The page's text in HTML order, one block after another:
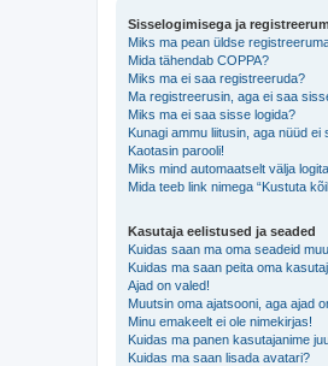
Sisselogimisega ja
Miks ma pean üldse
Mida tähendab COPPA?
Miks ma ei saa registreeruda?
Ma registreerusin, aga ei saa
Miks ma ei saa sisse logida?
Kunagi ammu liitusin, aga nüüd ei
Kaotasin parooli!
Miks mind automaatselt välja
Mida teeb link nimega “Kustuta
Kasutaja eelistused ja seaded
Kuidas saan ma oma seadeid
Kuidas ma saan peita oma
Ajad on valed!
Muutsin oma ajatsooni, aga ajad
Minu emakeelt ei ole nimekirjas!
Kuidas ma panen kasutajanime
Kuidas ma saan lisada avatari?